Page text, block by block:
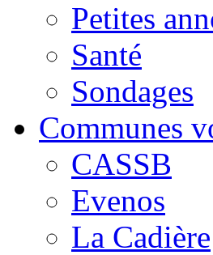
Petites
Santé
Sondages
Communes
CASSB
Evenos
La Cadière